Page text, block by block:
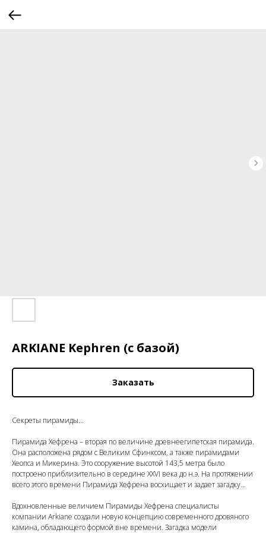
ARKIANE Kephren (с базой)
Заказать
Секреты пирамиды…
Пирамида Хефрена – вторая по величине древнеегипетская пирамида.
Она расположена рядом с Великим Сфинксом, а также пирамидами
Хеопса и Микерина. Это сооружение высотой 143,5 метра было
построено приблизительно в середине XXVI века до н.э. На протяжении
всего этого времени Пирамида Хефрена восхищает и задает загадку…
Вдохновленные величием Пирамиды Хефрена специалисты
компании Arkiane создали новую концепцию современного дровяного
камина, обладающего формой вне времени. Загадка модели